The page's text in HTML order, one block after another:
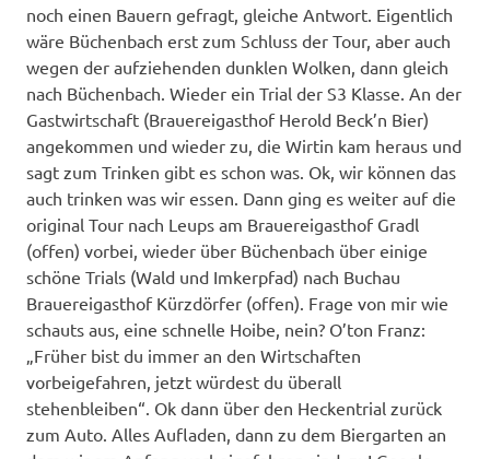
noch einen Bauern gefragt, gleiche Antwort. Eigentlich
wäre Büchenbach erst zum Schluss der Tour, aber auch
wegen der aufziehenden dunklen Wolken, dann gleich
nach Büchenbach. Wieder ein Trial der S3 Klasse. An der
Gastwirtschaft (Brauereigasthof Herold Beck’n Bier)
angekommen und wieder zu, die Wirtin kam heraus und
sagt zum Trinken gibt es schon was. Ok, wir können das
auch trinken was wir essen. Dann ging es weiter auf die
original Tour nach Leups am Brauereigasthof Gradl
(offen) vorbei, wieder über Büchenbach über einige
schöne Trials (Wald und Imkerpfad) nach Buchau
Brauereigasthof Kürzdörfer (offen). Frage von mir wie
schauts aus, eine schnelle Hoibe, nein? O’ton Franz:
„Früher bist du immer an den Wirtschaften
vorbeigefahren, jetzt würdest du überall
stehenbleiben“. Ok dann über den Heckentrial zurück
zum Auto. Alles Aufladen, dann zu dem Biergarten an